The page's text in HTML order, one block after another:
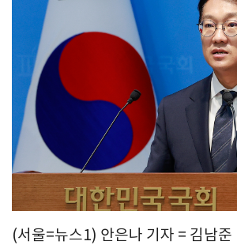
(서울=뉴스1) 안은나 기자 = 김남준